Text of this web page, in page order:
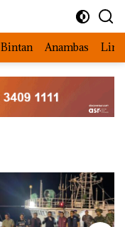
Bintan Anambas